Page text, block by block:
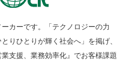
カーです。「テクノロジーの力
りひとりが輝く社会へ」を掲げ、
支援、業務効率化』でお客様課題